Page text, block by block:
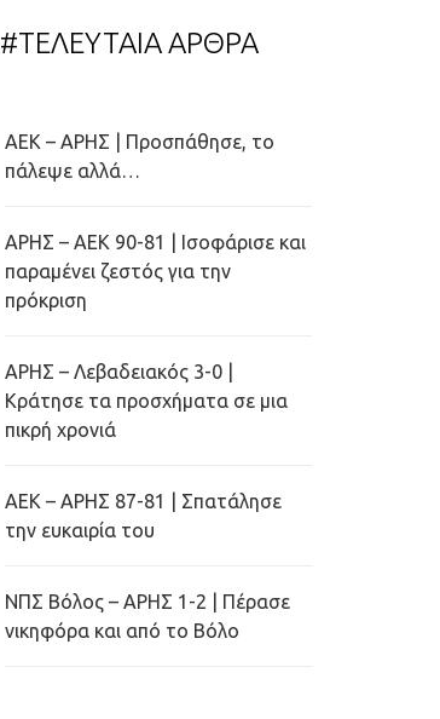
#ΤΕΛΕΥΤΑΙΑ ΑΡΘΡΑ
ΑΕΚ – ΑΡΗΣ | Προσπάθησε, το
πάλεψε αλλά…
ΑΡΗΣ – ΑΕΚ 90-81 | Ισοφάρισε και
παραμένει ζεστός για την
πρόκριση
ΑΡΗΣ – Λεβαδειακός 3-0 |
Κράτησε τα προσχήματα σε μια
πικρή χρονιά
ΑΕΚ – ΑΡΗΣ 87-81 | Σπατάλησε
την ευκαιρία του
ΝΠΣ Βόλος – ΑΡΗΣ 1-2 | Πέρασε
νικηφόρα και από το Βόλο